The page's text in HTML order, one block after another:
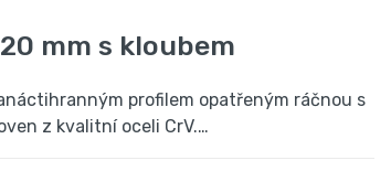
mm s kloubem
profilem opatřeným ráčnou s
z kvalitní oceli CrV.…